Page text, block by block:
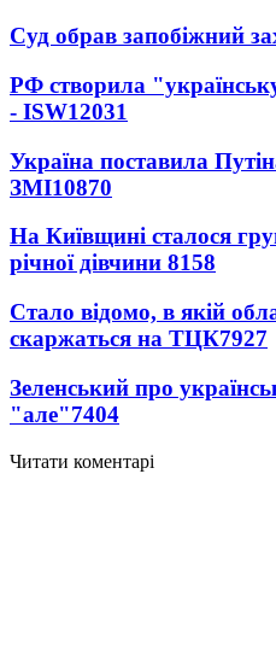
Суд обрав запобіжний
РФ створила
- ISW12031
Україна поставила
ЗМІ10870
На Київщині сталося
річної дівчини 8158
Стало відомо, в якій
скаржаться на ТЦК7927
Зеленський про
"але"7404
Читати коментарі